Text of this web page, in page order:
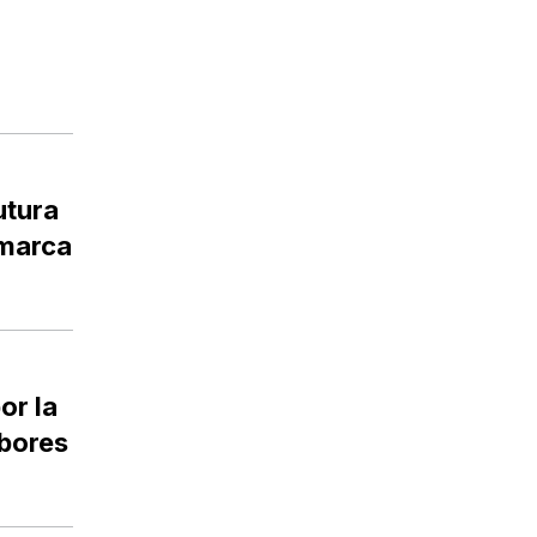
la